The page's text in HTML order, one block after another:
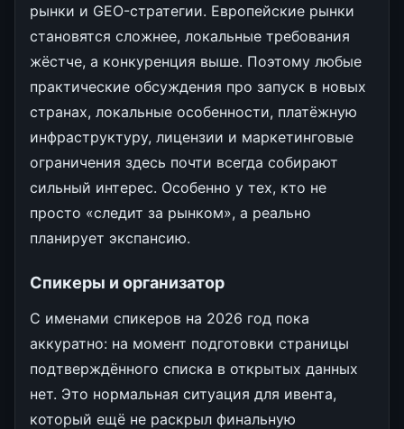
рынки и GEO-стратегии. Европейские рынки
становятся сложнее, локальные требования
жёстче, а конкуренция выше. Поэтому любые
практические обсуждения про запуск в новых
странах, локальные особенности, платёжную
инфраструктуру, лицензии и маркетинговые
ограничения здесь почти всегда собирают
сильный интерес. Особенно у тех, кто не
просто «следит за рынком», а реально
планирует экспансию.
Спикеры и организатор
С именами спикеров на 2026 год пока
аккуратно: на момент подготовки страницы
подтверждённого списка в открытых данных
нет. Это нормальная ситуация для ивента,
который ещё не раскрыл финальную